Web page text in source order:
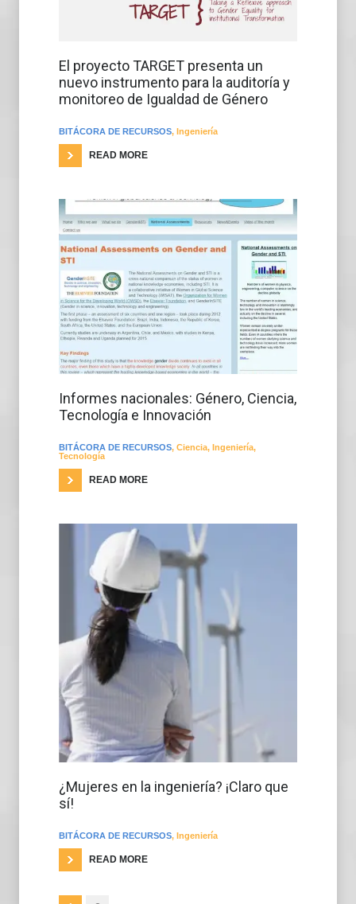
El proyecto TARGET presenta un
nuevo instrumento para la auditoría y
monitoreo de Igualdad de Género
BITÁCORA DE RECURSOS, Ingeniería
READ MORE
Informes nacionales: Género, Ciencia,
Tecnología e Innovación
BITÁCORA DE RECURSOS, Ciencia, Ingeniería,
Tecnología
READ MORE
¿Mujeres en la ingeniería? ¡Claro que
sí!
BITÁCORA DE RECURSOS, Ingeniería
READ MORE